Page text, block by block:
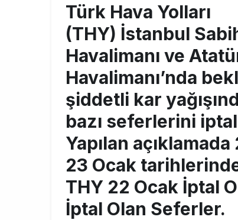
Türk Hava Yolları
(THY) İstanbul
Havalimanı ve
Havalimanı’nda
şiddetli kar
bazı seferlerini
Yapılan
23 Ocak
THY 22 Ocak İptal
İptal Olan Seferler.